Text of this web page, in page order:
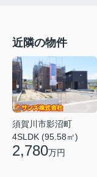
近隣の物件
須賀川市影沼町
4SLDK (95.58㎡)
2,780万円